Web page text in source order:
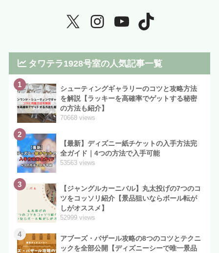
タワテラ1928号室の人気記事一覧
1
シューティングギャラリーのコツと攻略方法
を解説【ラッキーを高確率でゲットする秘密
の方法も紹介】
70668 views
2
【最新】ディズニー紙チケットの入手方法完
全ガイド｜4つの方法で入手可能
53563 views
3
【ジャングルカーニバル】丸太投げの7つのコ
ツをコッソリ紹介【景品狙いならボール転が
しがオススメ】
52999 views
4
アブーズ・バザール攻略の8つのコツとテクニ
ックを全部公開【ディズニーシーで唯一景品